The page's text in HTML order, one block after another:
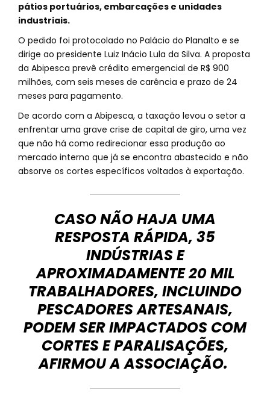
pátios portuários, embarcações e unidades
industriais.
O pedido foi protocolado no Palácio do Planalto e se
dirige ao presidente Luiz Inácio Lula da Silva. A proposta
da Abipesca prevê crédito emergencial de R$ 900
milhões, com seis meses de carência e prazo de 24
meses para pagamento.
De acordo com a Abipesca, a taxação levou o setor a
enfrentar uma grave crise de capital de giro, uma vez
que não há como redirecionar essa produção ao
mercado interno que já se encontra abastecido e não
absorve os cortes específicos voltados à exportação.
CASO NÃO HAJA UMA
RESPOSTA RÁPIDA, 35
INDÚSTRIAS E
APROXIMADAMENTE 20 MIL
TRABALHADORES, INCLUINDO
PESCADORES ARTESANAIS,
PODEM SER IMPACTADOS COM
CORTES E PARALISAÇÕES,
AFIRMOU A ASSOCIAÇÃO.